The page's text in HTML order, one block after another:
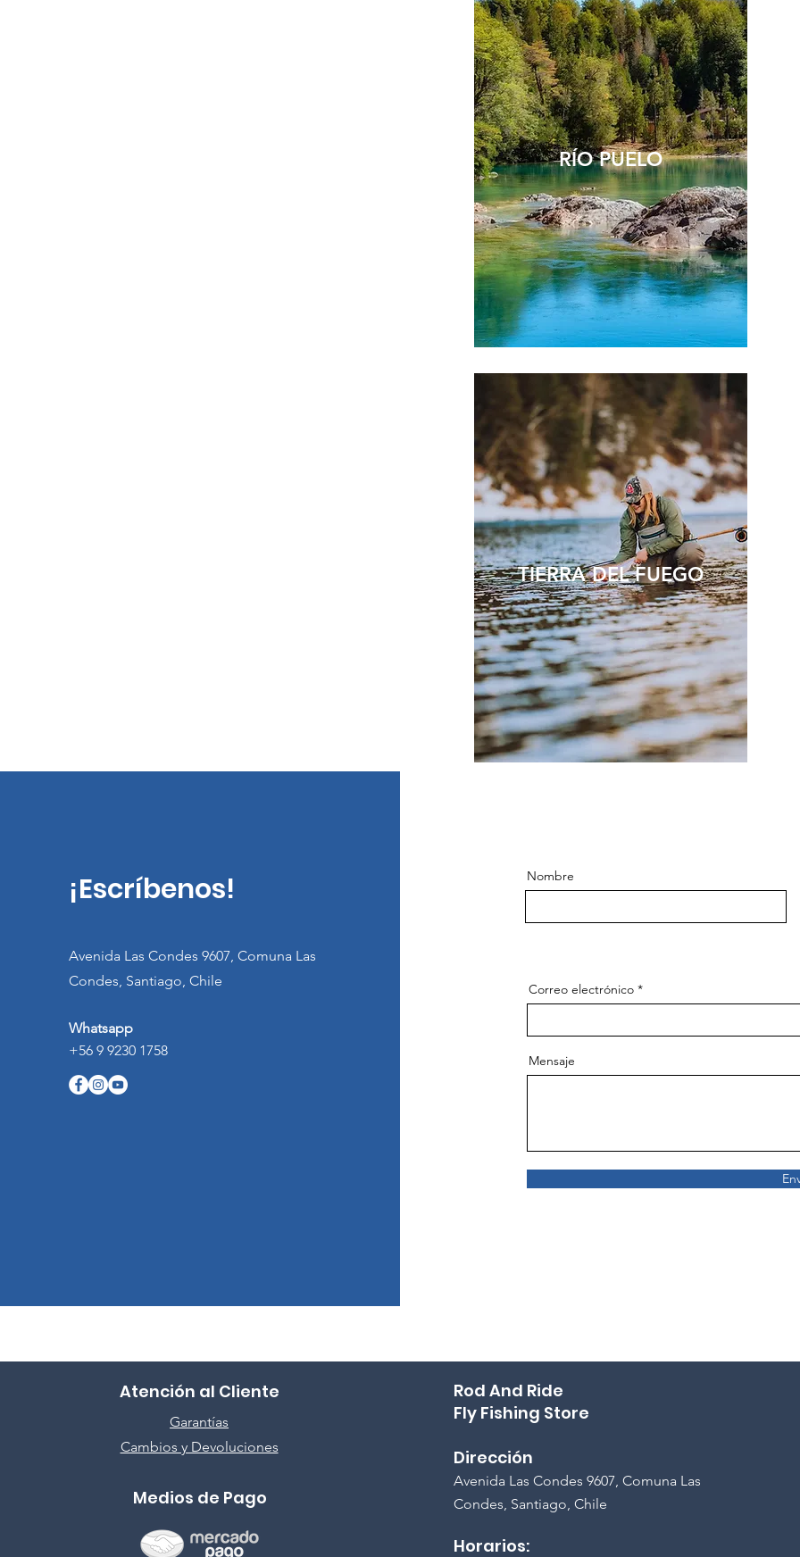
RÍO PUELO
TIERRA DEL FUEGO
¡Escríbenos!
Avenida Las Condes 9607, Comuna Las
Condes, Santiago, Chile
Whatsapp
+56 9 9230 1758
Nombre
Correo electrónico
Mensaje
Atención al Cliente
Garantías
Cambios y Devoluciones
Medios de Pago
Rod And Ride
Fly Fishing Store
Dirección
Avenida Las Condes 9607, Comuna Las
Condes, Santiago, Chile
Horarios: